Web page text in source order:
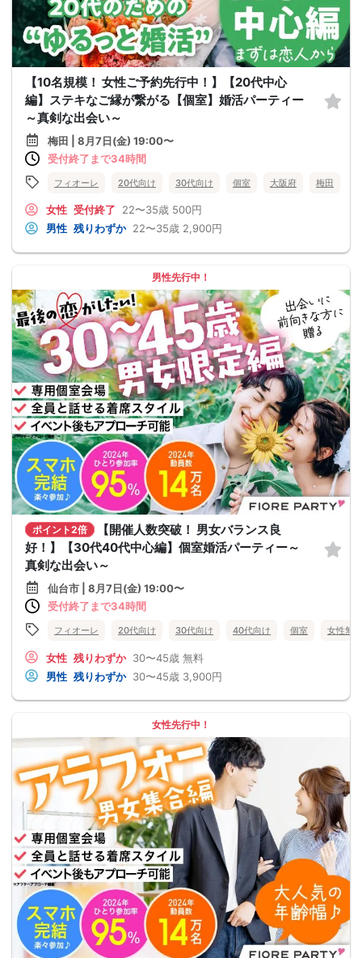
【10名規模！ 女性ご予約先行中！】【20代中心
編】ステキなご縁が繋がる【個室】婚活パーティー
～真剣な出会い～
梅田 | 8月7日(金) 19:00〜
受付終了まで34時間
フィオーレ 20代向け 30代向け 個室 大阪府 梅田
女性 受付終了 22〜35歳 500円
男性 残りわずか 22〜35歳 2,900円
男性先行中！
ポイント2倍
【開催人数突破！ 男女バランス良
好！】【30代40代中心編】個室婚活パーティー～
真剣な出会い～
仙台市 | 8月7日(金) 19:00〜
受付終了まで34時間
フィオーレ 20代向け 30代向け 40代向け 個室 女性無料
女性 残りわずか 30〜45歳 無料
男性 残りわずか 30〜45歳 3,900円
女性先行中！